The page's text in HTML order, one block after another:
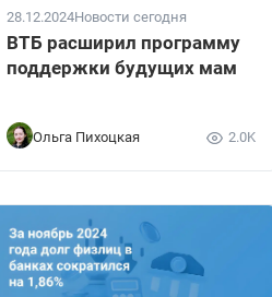
28.12.2024Новости сегодня
ВТБ расширил программу
поддержки будущих мам
Ольга Пихоцкая 2.0K